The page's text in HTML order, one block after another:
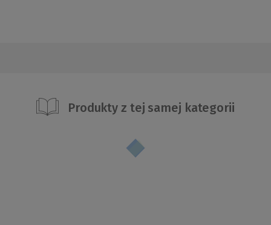
Produkty z tej samej kategorii